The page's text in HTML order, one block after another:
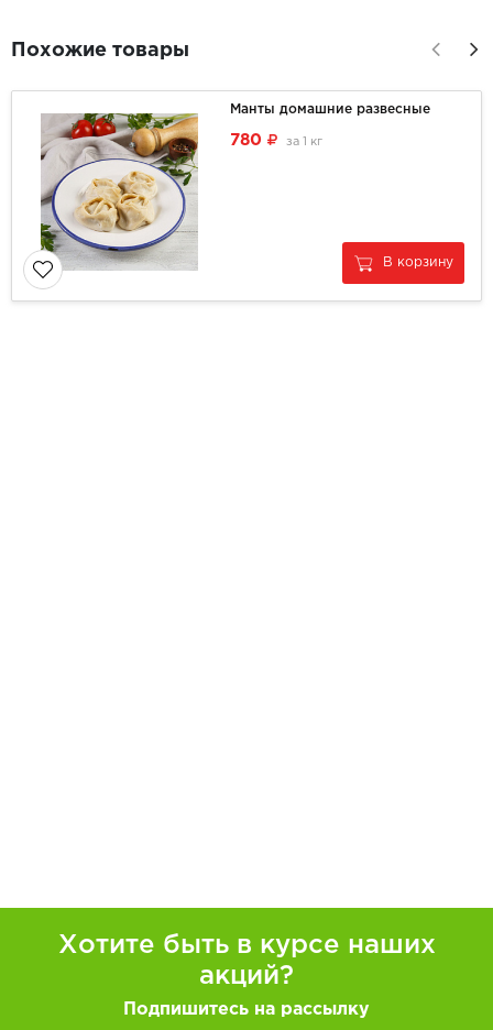
Похожие товары
Манты домашние развесные
780 за 1 кг
В корзину
Хотите быть в курсе наших
акций?
Подпишитесь на рассылку